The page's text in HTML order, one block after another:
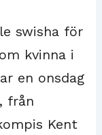
swisha för
kvinna i
en onsdag
från
Kent